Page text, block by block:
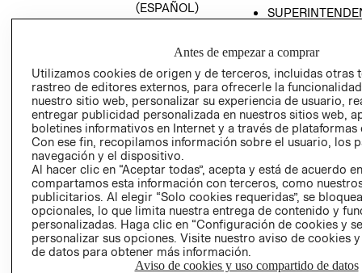
(ESPAÑOL)
TRANSPARENCIA
PETICIONES
QUEJAS Y
RECLAMOS
Colombia ($)
CAMBIAR REGIÓN
Antes de empezar a comprar
Utilizamos cookies de origen y de terceros, incluidas otras
rastreo de editores externos, para ofrecerle la
nuestro sitio web, personalizar su experiencia de usuario,
entregar publicidad personalizada en nuestros sitios web,
boletines informativos en Internet y a través de plataformas
Con ese fin, recopilamos información sobre el usuario, los
navegación y el dispositivo.
Al hacer clic en “Aceptar todas”, acepta y está de acuerdo
compartamos esta información con terceros, como
publicitarios. Al elegir “Solo cookies requeridas”, se
opcionales, lo que limita nuestra entrega de contenido y
personalizadas. Haga clic en “Configuración de cookies y
personalizar sus opciones. Visite nuestro aviso de cookies
de datos para obtener más información.
Aviso de cookies y uso compartido de datos